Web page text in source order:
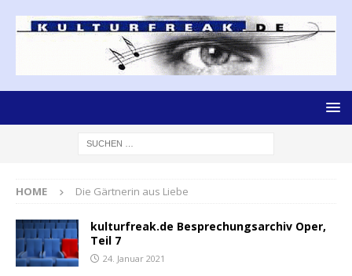
HOME Die Gärtnerin aus Liebe
kulturfreak.de Besprechungsarchiv Oper,
Teil 7
24. Januar 2021